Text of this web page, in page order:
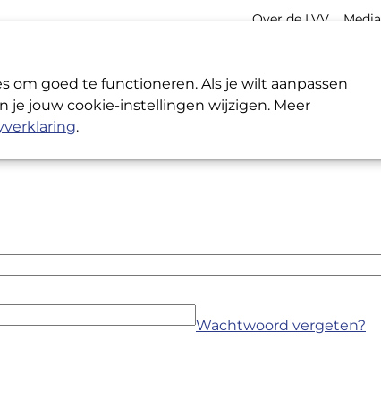
om goed te functioneren. Als je wilt aanpassen
je jouw cookie-instellingen wijzigen. Meer
.
Werkgevers / Werknemers
Meta
Over de LVV Media
Wachtwoord vergeten?